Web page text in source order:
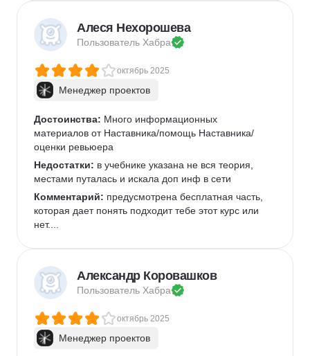
Алеся Нехорошева
Пользователь Хабра
октябрь 2025
Менеджер проектов
Достоинства: Много информационных
материалов от Наставника/помощь Наставника/
оценки ревьюера
Недостатки: в учебнике указана не вся теория,
местами путалась и искала доп инф в сети
Комментарий: предусмотрена бесплатная часть,
которая дает понять подходит тебе этот курс или
нет....
Александр Коровашков
Пользователь Хабра
октябрь 2025
Менеджер проектов